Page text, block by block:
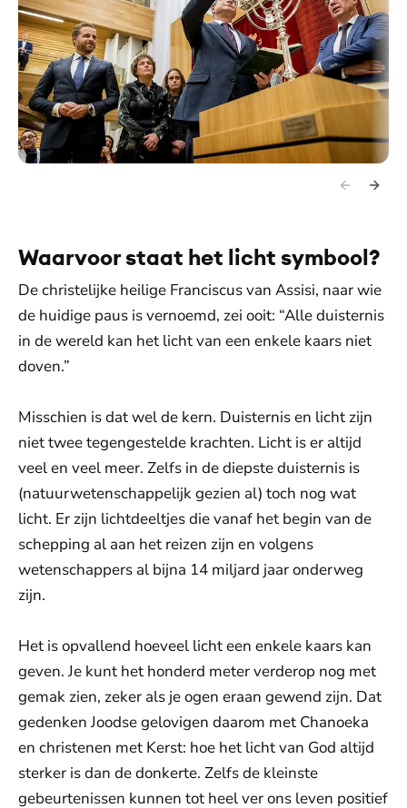
Waarvoor staat het licht symbool?
De christelijke heilige Franciscus van Assisi, naar wie
de huidige paus is vernoemd, zei ooit: “Alle duisternis
in de wereld kan het licht van een enkele kaars niet
doven.”
Misschien is dat wel de kern. Duisternis en licht zijn
niet twee tegengestelde krachten. Licht is er altijd
veel en veel meer. Zelfs in de diepste duisternis is
(natuurwetenschappelijk gezien al) toch nog wat
licht. Er zijn lichtdeeltjes die vanaf het begin van de
schepping al aan het reizen zijn en volgens
wetenschappers al bijna 14 miljard jaar onderweg
zijn.
Het is opvallend hoeveel licht een enkele kaars kan
geven. Je kunt het honderd meter verderop nog met
gemak zien, zeker als je ogen eraan gewend zijn. Dat
gedenken Joodse gelovigen daarom met Chanoeka
en christenen met Kerst: hoe het licht van God altijd
sterker is dan de donkerte. Zelfs de kleinste
gebeurtenissen kunnen tot heel ver ons leven positief